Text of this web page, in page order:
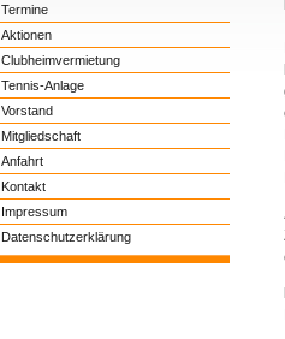
Termine
Aktionen
Clubheimvermietung
Tennis-Anlage
Vorstand
Mitgliedschaft
Anfahrt
Kontakt
Impressum
Datenschutzerklärung